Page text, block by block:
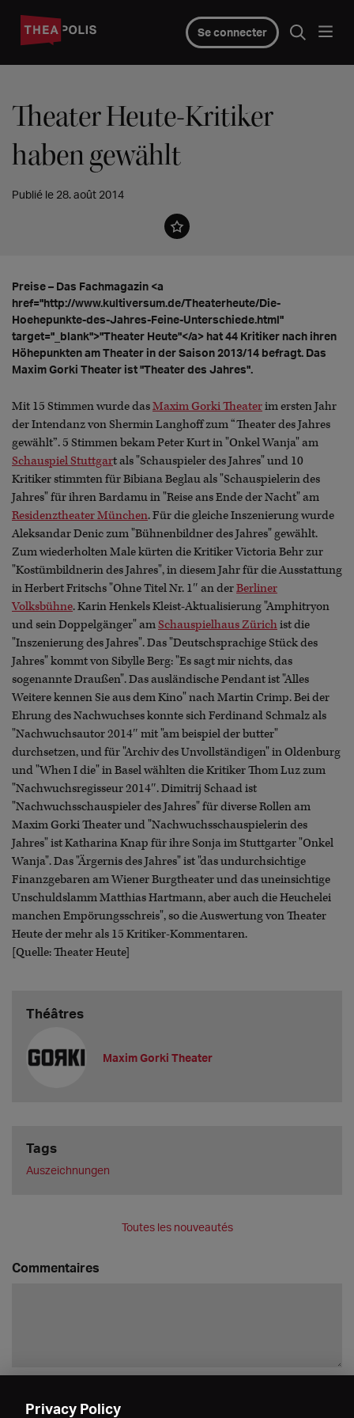
Se connecter
Theater Heute-Kritiker
haben gewählt
Publié le 28. août 2014
Preise – Das Fachmagazin <a
href="http://www.kultiversum.de/Theaterheute/Die-
Hoehepunkte-des-Jahres-Feine-Unterschiede.html"
target="_blank">"Theater Heute"</a> hat 44 Kritiker nach ihren
Höhepunkten am Theater in der Saison 2013/14 befragt. Das
Maxim Gorki Theater ist "Theater des Jahres".
Mit 15 Stimmen wurde dasMaxim Gorki Theaterim ersten Jahr
der Intendanz von Shermin Langhoff zum “Theater des Jahres
gewählt”. 5 Stimmen bekam Peter Kurt in "Onkel Wanja" am
Schauspiel Stuttgart als "Schauspieler des Jahres" und 10
Kritiker stimmten für Bibiana Beglau als "Schauspielerin des
Jahres" für ihren Bardamu in "Reise ans Ende der Nacht" am
Residenztheater München. Für die gleiche Inszenierung wurde
Aleksandar Denic zum "Bühnenbildner des Jahres" gewählt.
Zum wiederholten Male kürten die Kritiker Victoria Behr zur
"Kostümbildnerin des Jahres", in diesem Jahr für die Ausstattung
in Herbert Fritschs "Ohne Titel Nr. 1″ an derBerliner
Volksbühne. Karin Henkels Kleist-Aktualisierung "Amphitryon
und sein Doppelgänger" amSchauspielhaus Zürichist die
"Inszenierung des Jahres". Das "Deutschsprachige Stück des
Jahres" kommt von Sibylle Berg: "Es sagt mir nichts, das
sogenannte Draußen". Das ausländische Pendant ist "Alles
Weitere kennen Sie aus dem Kino" nach Martin Crimp. Bei der
Ehrung des Nachwuchses konnte sich Ferdinand Schmalz als
"Nachwuchsautor 2014″ mit "am beispiel der butter"
durchsetzen, und für "Archiv des Unvollständigen" in Oldenburg
und "When I die" in Basel wählten die Kritiker Thom Luz zum
"Nachwuchsregisseur 2014″. Dimitrij Schaad ist
"Nachwuchsschauspieler des Jahres" für diverse Rollen am
Maxim Gorki Theater und "Nachwuchsschauspielerin des
Jahres" ist Katharina Knap für ihre Sonja im Stuttgarter "Onkel
Wanja". Das "Ärgernis des Jahres" ist "das undurchsichtige
Finanzgebaren am Wiener Burgtheater und das uneinsichtige
Unschuldslamm Matthias Hartmann, aber auch die Heuchelei
manchen Empörungsschreis", so die Auswertung von Theater
Heute der mehr als 15 Kritiker-Kommentaren.
[Quelle: Theater Heute]
Théâtres
Maxim Gorki Theater
Tags
Auszeichnungen
Toutes les nouveautés
Commentaires
Privacy Policy